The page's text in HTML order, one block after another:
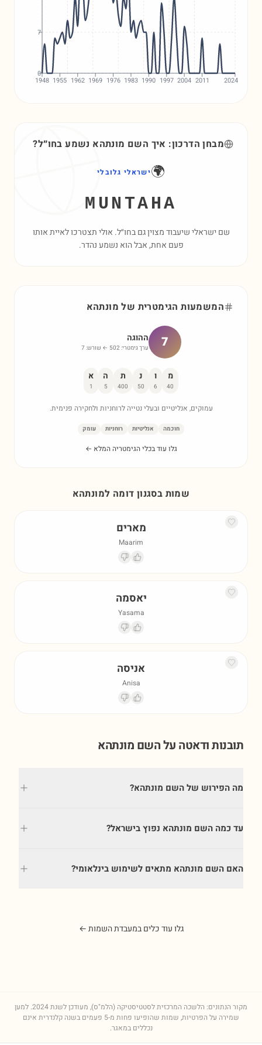
1948 1955 1962 1969 1976 1983 1990 1997 2004 2011 2024
0
7
מבחן הדרכון: איך השם מונתהא נשמע בחו״ל?
🌍ישראלי גלובלי
MUNTAHA
שם ישראלי שיעבוד מצוין גם בחו״ל. אולי תצטרכו לאיית אותו
פעם אחת, אבל הוא נשמע נהדר.
המשמעות הגימטרית של מונתהא
7 ההוגה
ערך גימטרי:502 ← שורש: 7
מ
40
ו
6
נ
50
ת
400
ה
5
א
1
עמוקים, אנליטיים ובעלי נטייה לרוחניות ולחקירה פנימית.
חוכמה אנליטיות רוחניות עומק
גלו עוד בכלי הגימטריה המלא ←
שמות בסגנון דומה למונתהא
מארים
Maarim
יאסמה
Yasama
אניסה
Anisa
תובנות ודאטה על השם מונתהא
מה הפירוש של השם מונתהא?
עד כמה השם מונתהא נפוץ בישראל?
האם השם מונתהא מתאים לשימוש בינלאומי?
גלו עוד כלים במעבדת השמות ←
מקור הנתונים: הלשכה המרכזית לסטטיסטיקה (הלמ"ס), מעודכן לשנת2024. למען
שמירה על הפרטיות, שמות שהופיעו פחות מ-5 פעמים בשנה קלנדרית אינם
נכללים במאגר.